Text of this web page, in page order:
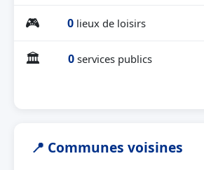
🎮 0 lieux de loisirs
🏛 0 services publics
📍 Communes voisines